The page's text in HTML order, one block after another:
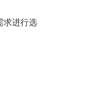
求进行选